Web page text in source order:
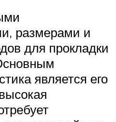
размерами и
для прокладки
является его